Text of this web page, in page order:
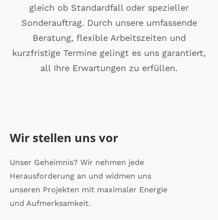
gleich ob Standardfall oder spezieller
Sonderauftrag. Durch unsere umfassende
Beratung, flexible Arbeitszeiten und
kurzfristige Termine gelingt es uns garantiert,
all Ihre Erwartungen zu erfüllen.
Wir stellen uns vor
Unser Geheimnis? Wir nehmen jede
Herausforderung an und widmen uns
unseren Projekten mit maximaler Energie
und Aufmerksamkeit.